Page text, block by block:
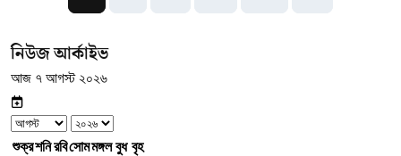
নিউজ আর্কাইভ
আজ ৭ আগস্ট ২০২৬
শুক্রশনিরবিসোমমঙ্গল বুধ বৃহ